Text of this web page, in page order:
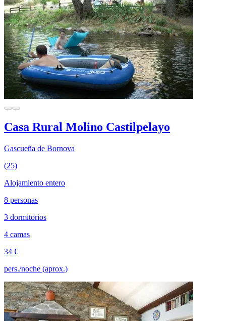
Casa Rural Molino Castilpelayo
Gascueña de Bornova
(25)
Alojamiento entero
8 personas
3 dormitorios
4 camas
34 €
pers./noche (aprox.)